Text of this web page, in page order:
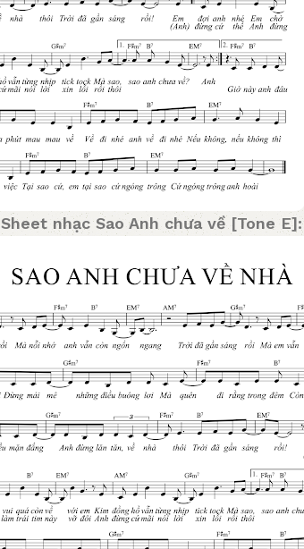
Sheet nhạc Sao Anh chưa về [Tone E]: